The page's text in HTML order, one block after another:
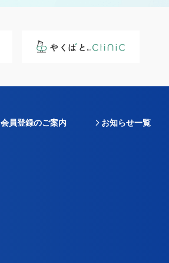
会員登録のご案内 お知らせ一覧